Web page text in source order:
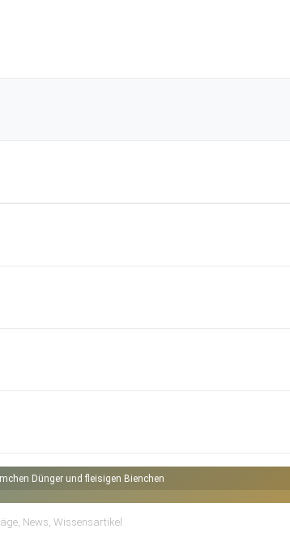
Dünger und fleisigen Bienchen